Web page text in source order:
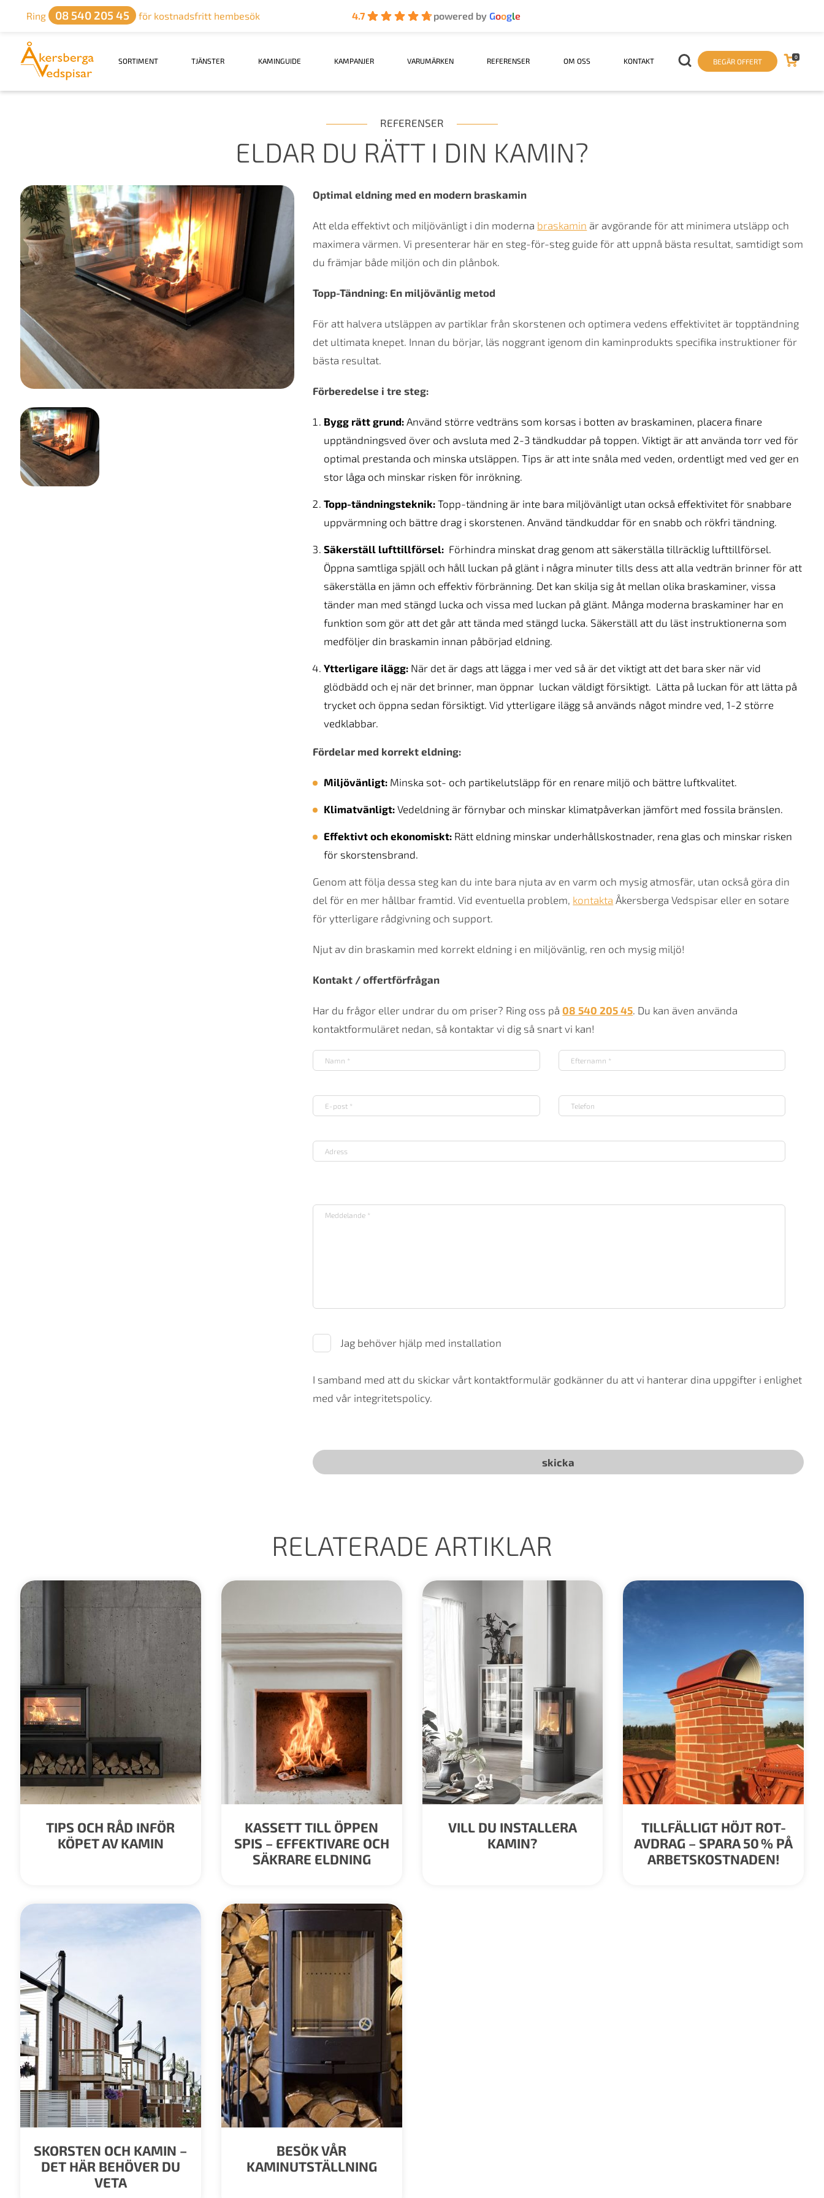
Ring 08 540 205 45 för kostnadsfritt hembesök 4.7 powered byGoogle
SORTIMENT TJÄNSTER KAMINGUIDE KAMPANJER VARUMÄRKEN REFERENSER OM OSS KONTAKT BEGÄR OFFERT 0
REFERENSER
ELDAR DU RÄTT I DIN KAMIN?
Optimal eldning med en modern braskamin
Att elda effektivt och miljövänligt i din moderna braskamin är avgörande för att minimera utsläpp och
maximera värmen. Vi presenterar här en steg-för-steg guide för att uppnå bästa resultat, samtidigt som
du främjar både miljön och din plånbok.
Topp-Tändning: En miljövänlig metod
För att halvera utsläppen av partiklar från skorstenen och optimera vedens effektivitet är topptändning
det ultimata knepet. Innan du börjar, läs noggrant igenom din kaminprodukts specifika instruktioner för
bästa resultat.
Förberedelse i tre steg:
Bygg rätt grund:Använd större vedträns som korsas i botten av braskaminen, placera finare
upptändningsved över och avsluta med 2-3 tändkuddar på toppen. Viktigt är att använda torr ved för
optimal prestanda och minska utsläppen. Tips är att inte snåla med veden, ordentligt med ved ger en
stor låga och minskar risken för inrökning.
Topp-tändningsteknik:Topp-tändning är inte bara miljövänligt utan också effektivitet för snabbare
uppvärmning och bättre drag i skorstenen. Använd tändkuddar för en snabb och rökfri tändning.
Säkerställ lufttillförsel: Förhindra minskat drag genom att säkerställa tillräcklig lufttillförsel.
Öppna samtliga spjäll och håll luckan på glänt i några minuter tills dess att alla vedträn brinner för att
säkerställa en jämn och effektiv förbränning. Det kan skilja sig åt mellan olika braskaminer, vissa
tänder man med stängd lucka och vissa med luckan på glänt. Många moderna braskaminer har en
funktion som gör att det går att tända med stängd lucka. Säkerställ att du läst instruktionerna som
medföljer din braskamin innan påbörjad eldning.
Ytterligare ilägg: När det är dags att lägga i mer ved så är det viktigt att det bara sker när vid
glödbädd och ej när det brinner, man öppnar luckan väldigt försiktigt. Lätta på luckan för att lätta på
trycket och öppna sedan försiktigt. Vid ytterligare ilägg så används något mindre ved, 1-2 större
vedklabbar.
Fördelar med korrekt eldning:
Miljövänligt: Minska sot- och partikelutsläpp för en renare miljö och bättre luftkvalitet.
Klimatvänligt:Vedeldning är förnybar och minskar klimatpåverkan jämfört med fossila bränslen.
Effektivt och ekonomiskt: Rätt eldning minskar underhållskostnader, rena glas och minskar risken
för skorstensbrand.
Genom att följa dessa steg kan du inte bara njuta av en varm och mysig atmosfär, utan också göra din
del för en mer hållbar framtid. Vid eventuella problem, kontakta Åkersberga Vedspisar eller en sotare
för ytterligare rådgivning och support.
Njut av din braskamin med korrekt eldning i en miljövänlig, ren och mysig miljö!
Kontakt / offertförfrågan
Har du frågor eller undrar du om priser? Ring oss på08 540 205 45. Du kan även använda
kontaktformuläret nedan, så kontaktar vi dig så snart vi kan!
Jag behöver hjälp med installation
I samband med att du skickar vårt kontaktformulär godkänner du att vi hanterar dina uppgifter i enlighet
med vår integritetspolicy.
RELATERADE ARTIKLAR
TIPS OCH RÅD INFÖR
KÖPET AV KAMIN
KASSETT TILL ÖPPEN
SPIS – EFFEKTIVARE OCH
SÄKRARE ELDNING
VILL DU INSTALLERA
KAMIN?
TILLFÄLLIGT HÖJT ROT-
AVDRAG – SPARA 50 % PÅ
ARBETSKOSTNADEN!
SKORSTEN OCH KAMIN –
DET HÄR BEHÖVER DU
VETA
BESÖK VÅR
KAMINUTSTÄLLNING